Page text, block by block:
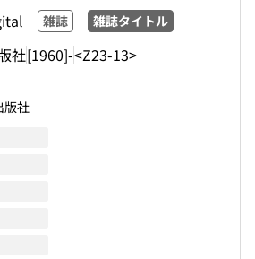
雑誌 雑誌タイトル
社[1960]-<Z23-13>
版社